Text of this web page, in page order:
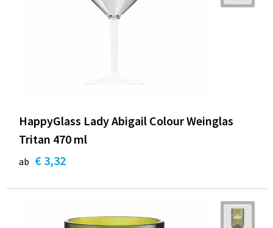
HappyGlass Lady Abigail Colour Weinglas
Tritan 470 ml
ab € 3,32